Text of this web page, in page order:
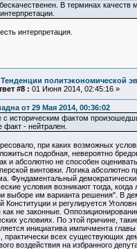
В терминах качеств
интерпретация.
Тенденции политэкономической
#8 : 01 Июня 2014, 02:45:16 »
от 29 Мая 2014, 00:36:02
с историческим фактом
- нейтрален.
при каких возможных
подобная, невероятно
и абсолютно не способен
винтовки. Логика абсолютно
Фундаментальный
условия возникают тогда,
выборе им варианта решения". В
Конституции и регулируется
как не законные.
условиях. По этой причине,
инициатива импичмента
практически всех существующих
воздействия на избранного